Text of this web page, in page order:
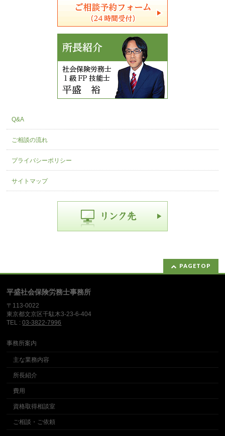
Q&A
ご相談の流れ
プライバシーポリシー
サイトマップ
PAGETOP
平盛社会保険労務士事務所
〒113-0022
東京都文京区千駄木3-23-6-404
TEL :03-3822-7996
事務所案内
主な業務内容
所長紹介
費用
資格取得相談室
ご相談・ご依頼